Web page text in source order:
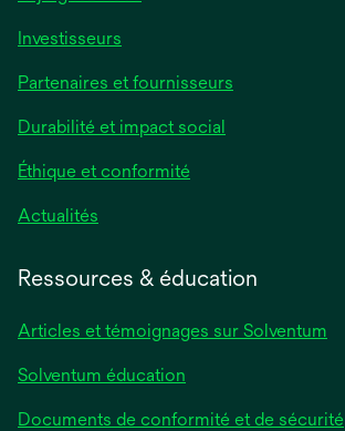
Investisseurs
Partenaires et fournisseurs
Durabilité et impact social
Éthique et conformité
Actualités
Ressources & éducation
Articles et témoignages sur Solventum
Solventum éducation
Documents de conformité et de sécurité